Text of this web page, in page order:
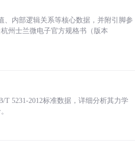
、内部逻辑关系等核心数据，并附引脚参
州士兰微电子官方规格书（版本
5231-2012标准数据，详细分析其力学